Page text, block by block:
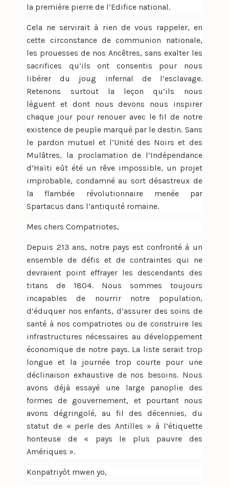
la première pierre de l’Edifice national.
Cela ne servirait à rien de vous rappeler, en
cette circonstance de communion nationale,
les prouesses de nos Ancêtres, sans exalter les
sacrifices qu’ils ont consentis pour nous
libérer du joug infernal de l’esclavage.
Retenons surtout la leçon qu’ils nous
lèguent et dont nous devons nous inspirer
chaque jour pour renouer avec le fil de notre
existence de peuple marqué par le destin. Sans
le pardon mutuel et l’Unité des Noirs et des
Mulâtres, la proclamation de l’Indépendance
d’Haïti eût été un rêve impossible, un projet
improbable, condamné au sort désastreux de
la flambée révolutionnaire menée par
Spartacus dans l’antiquité romaine.
Mes chers Compatriotes,
Depuis 213 ans, notre pays est confronté à un
ensemble de défis et de contraintes qui ne
devraient point effrayer les descendants des
titans de 1804. Nous sommes toujours
incapables de nourrir notre population,
d’éduquer nos enfants, d’assurer des soins de
santé à nos compatriotes ou de construire les
infrastructures nécessaires au développement
économique de notre pays. La liste serait trop
longue et la journée trop courte pour une
déclinaison exhaustive de nos besoins. Nous
avons déjà essayé une large panoplie des
formes de gouvernement, et pourtant nous
avons dégringolé, au fil des décennies, du
statut de « perle des Antilles » à l’étiquette
honteuse de « pays le plus pauvre des
Amériques ».
Konpatriyòt mwen yo,